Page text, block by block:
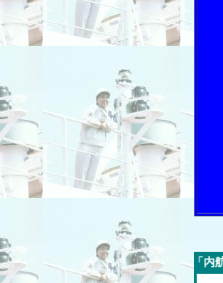
今週の「内航海運新聞」